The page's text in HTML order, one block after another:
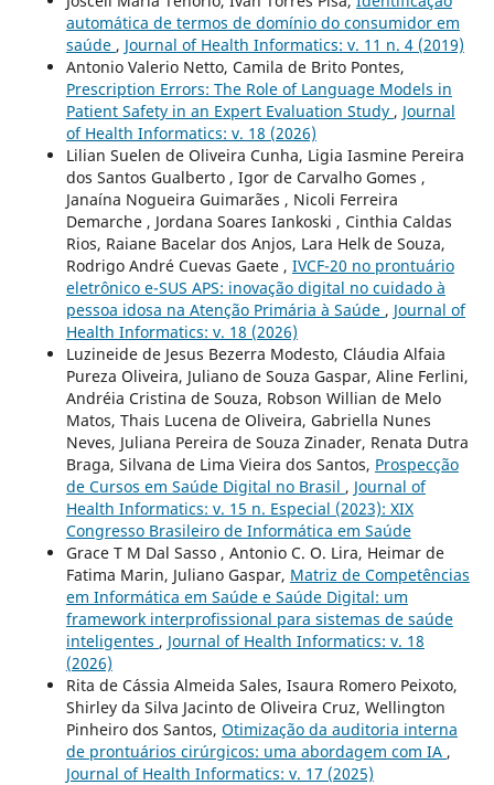
automática de termos de domínio do consumidor em
saúde , Journal of Health Informatics: v. 11 n. 4 (2019)
Antonio Valerio Netto, Camila de Brito Pontes,
Prescription Errors: The Role of Language Models in
Patient Safety in an Expert Evaluation Study , Journal
of Health Informatics: v. 18 (2026)
Lilian Suelen de Oliveira Cunha, Ligia Iasmine Pereira
dos Santos Gualberto , Igor de Carvalho Gomes ,
Janaína Nogueira Guimarães , Nicoli Ferreira
Demarche , Jordana Soares Iankoski , Cinthia Caldas
Rios, Raiane Bacelar dos Anjos, Lara Helk de Souza,
Rodrigo André Cuevas Gaete , IVCF-20 no prontuário
eletrônico e-SUS APS: inovação digital no cuidado à
pessoa idosa na Atenção Primária à Saúde , Journal of
Health Informatics: v. 18 (2026)
Luzineide de Jesus Bezerra Modesto, Cláudia Alfaia
Pureza Oliveira, Juliano de Souza Gaspar, Aline Ferlini,
Andréia Cristina de Souza, Robson Willian de Melo
Matos, Thais Lucena de Oliveira, Gabriella Nunes
Neves, Juliana Pereira de Souza Zinader, Renata Dutra
Braga, Silvana de Lima Vieira dos Santos, Prospecção
de Cursos em Saúde Digital no Brasil , Journal of
Health Informatics: v. 15 n. Especial (2023): XIX
Congresso Brasileiro de Informática em Saúde
Grace T M Dal Sasso , Antonio C. O. Lira, Heimar de
Fatima Marin, Juliano Gaspar, Matriz de Competências
em Informática em Saúde e Saúde Digital: um
framework interprofissional para sistemas de saúde
inteligentes , Journal of Health Informatics: v. 18
(2026)
Rita de Cássia Almeida Sales, Isaura Romero Peixoto,
Shirley da Silva Jacinto de Oliveira Cruz, Wellington
Pinheiro dos Santos, Otimização da auditoria interna
de prontuários cirúrgicos: uma abordagem com IA ,
Journal of Health Informatics: v. 17 (2025)